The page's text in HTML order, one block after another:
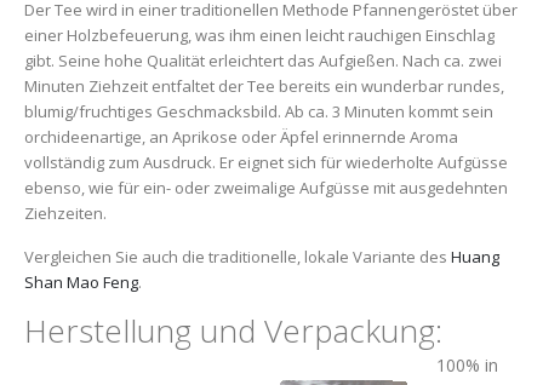
Der Tee wird in einer traditionellen Methode Pfannengeröstet über
einer Holzbefeuerung, was ihm einen leicht rauchigen Einschlag
gibt. Seine hohe Qualität erleichtert das Aufgießen. Nach ca. zwei
Minuten Ziehzeit entfaltet der Tee bereits ein wunderbar rundes,
blumig/fruchtiges Geschmacksbild. Ab ca. 3 Minuten kommt sein
orchideenartige, an Aprikose oder Äpfel erinnernde Aroma
vollständig zum Ausdruck. Er eignet sich für wiederholte Aufgüsse
ebenso, wie für ein- oder zweimalige Aufgüsse mit ausgedehnten
Ziehzeiten.
Vergleichen Sie auch die traditionelle, lokale Variante des Huang
Shan Mao Feng.
Herstellung und Verpackung:
100% in